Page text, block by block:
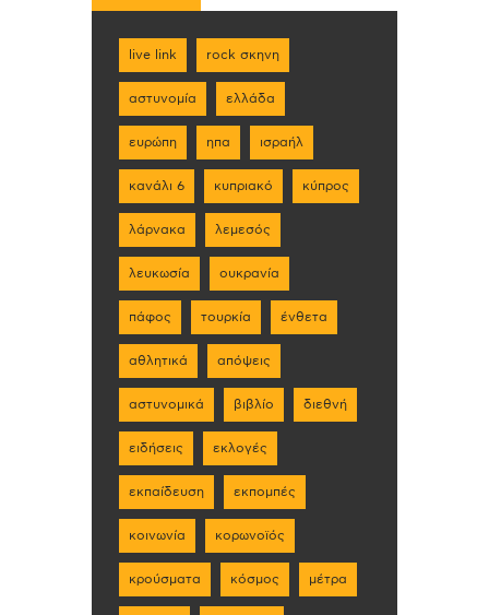
live link rock σκηνη
αστυνομία ελλάδα
ευρώπη ηπα ισραήλ
κανάλι 6 κυπριακό κύπρος
λάρνακα λεμεσός
λευκωσία ουκρανία
πάφος τουρκία ένθετα
αθλητικά απόψεις
αστυνομικά βιβλίο διεθνή
ειδήσεις εκλογές
εκπαίδευση εκπομπές
κοινωνία κορωνοϊός
κρούσματα κόσμος μέτρα